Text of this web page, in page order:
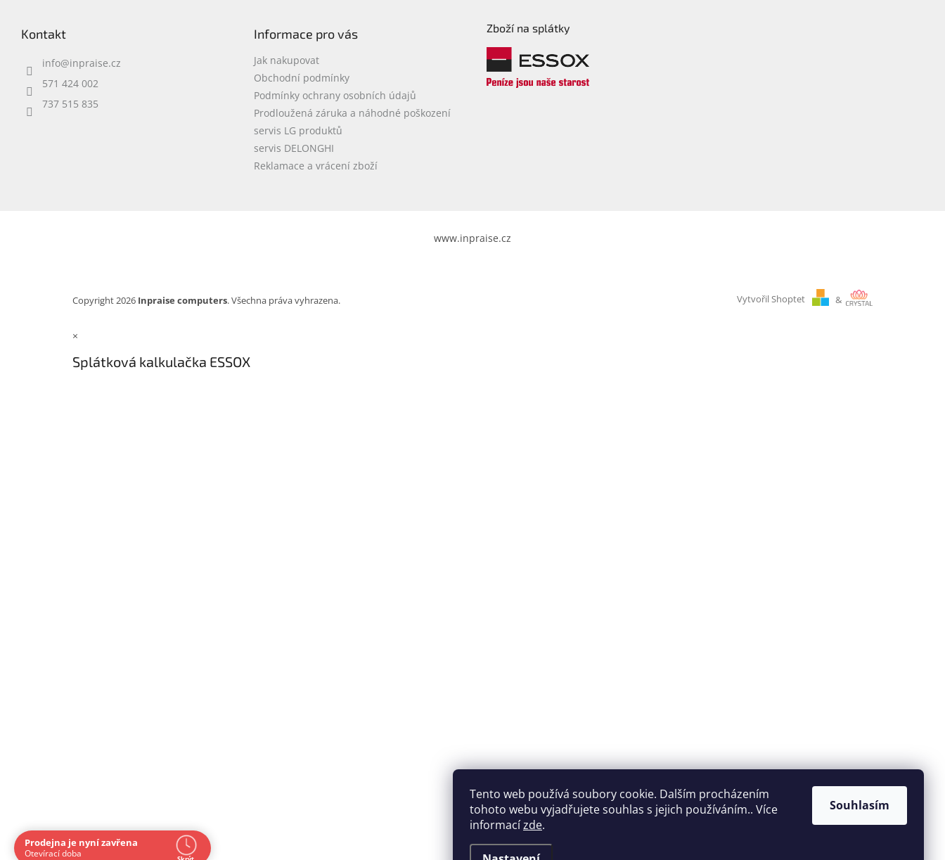
Tento web používá soubory cookie. Dalším procházením
tohoto webu vyjadřujete souhlas s jejich používáním.. Více
informacízde.
Souhlasím
Kontakt
info@inpraise.cz
571 424 002
737 515 835
Informace pro vás
Jak nakupovat
Obchodní podmínky
Podmínky ochrany osobních údajů
Prodloužená záruka a náhodné poškození
servis LG produktů
servis DELONGHI
Reklamace a vrácení zboží
Zboží na splátky
www.inpraise.cz
Vytvořil Shoptet &
Copyright 2026 Inpraise computers. Všechna práva vyhrazena.
×
Splátková kalkulačka ESSOX
Prodejna je nyní zavřena
Otevírací dobaNavštivte nás osobně